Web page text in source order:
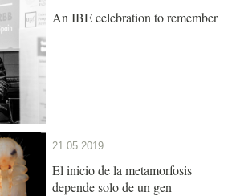
An IBE celebration to remember
21.05.2019
El inicio de la metamorfosis
depende solo de un gen